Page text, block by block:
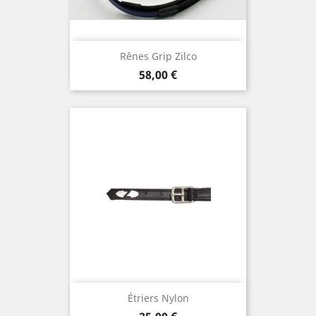
Rênes Grip Zilco
Prix
58,00 €
Étriers Nylon